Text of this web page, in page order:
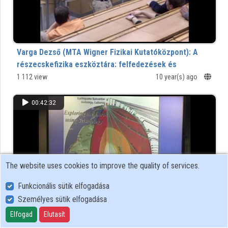
Varga Dezső (MTA Wigner Fizikai Kutatóközpont): A
részecskefizika eszköztára: felfedezések és
detektorok
1 112 view 10 year(s) ago
00:42:32
Timár Gábor (ELTE TTK, Geofizikai és Űrtudományi
The website uses cookies to improve the quality of services.
Funkcionális sütik elfogadása
Személyes sütik elfogadása
Elfogad Elutasít